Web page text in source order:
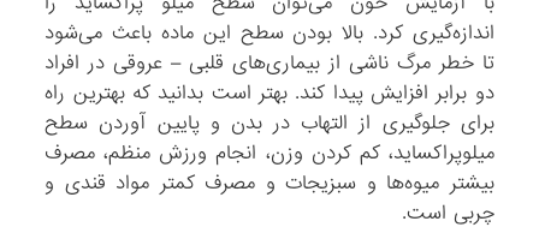
اندازه‌گیری کرد. بالا بودن سطح این ماده باعث می‌شود
تا خطر مرگ ناشی از بیماری‌های قلبی – عروقی در افراد
دو برابر افزایش پیدا کند. بهتر است بدانید که بهترین راه
برای جلوگیری از التهاب در بدن و پایین آوردن سطح
میلوپراکساید، کم کردن وزن، انجام ورزش منظم، مصرف
بیشتر میوه‌ها و سبزیجات و مصرف کمتر مواد قندی و
چربی است.